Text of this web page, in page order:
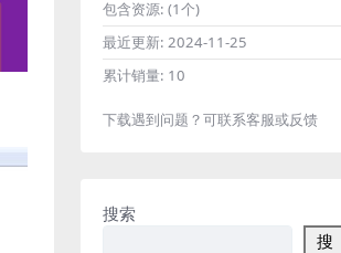
包含资源: (1个)
最近更新: 2024-11-25
累计销量: 10
下载遇到问题？可联系客服或反馈
搜索
搜